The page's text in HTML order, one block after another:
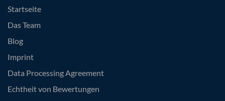
Startseite
Das Team
Blog
Imprint
Data Processing Agreement
Echtheit von Bewertungen